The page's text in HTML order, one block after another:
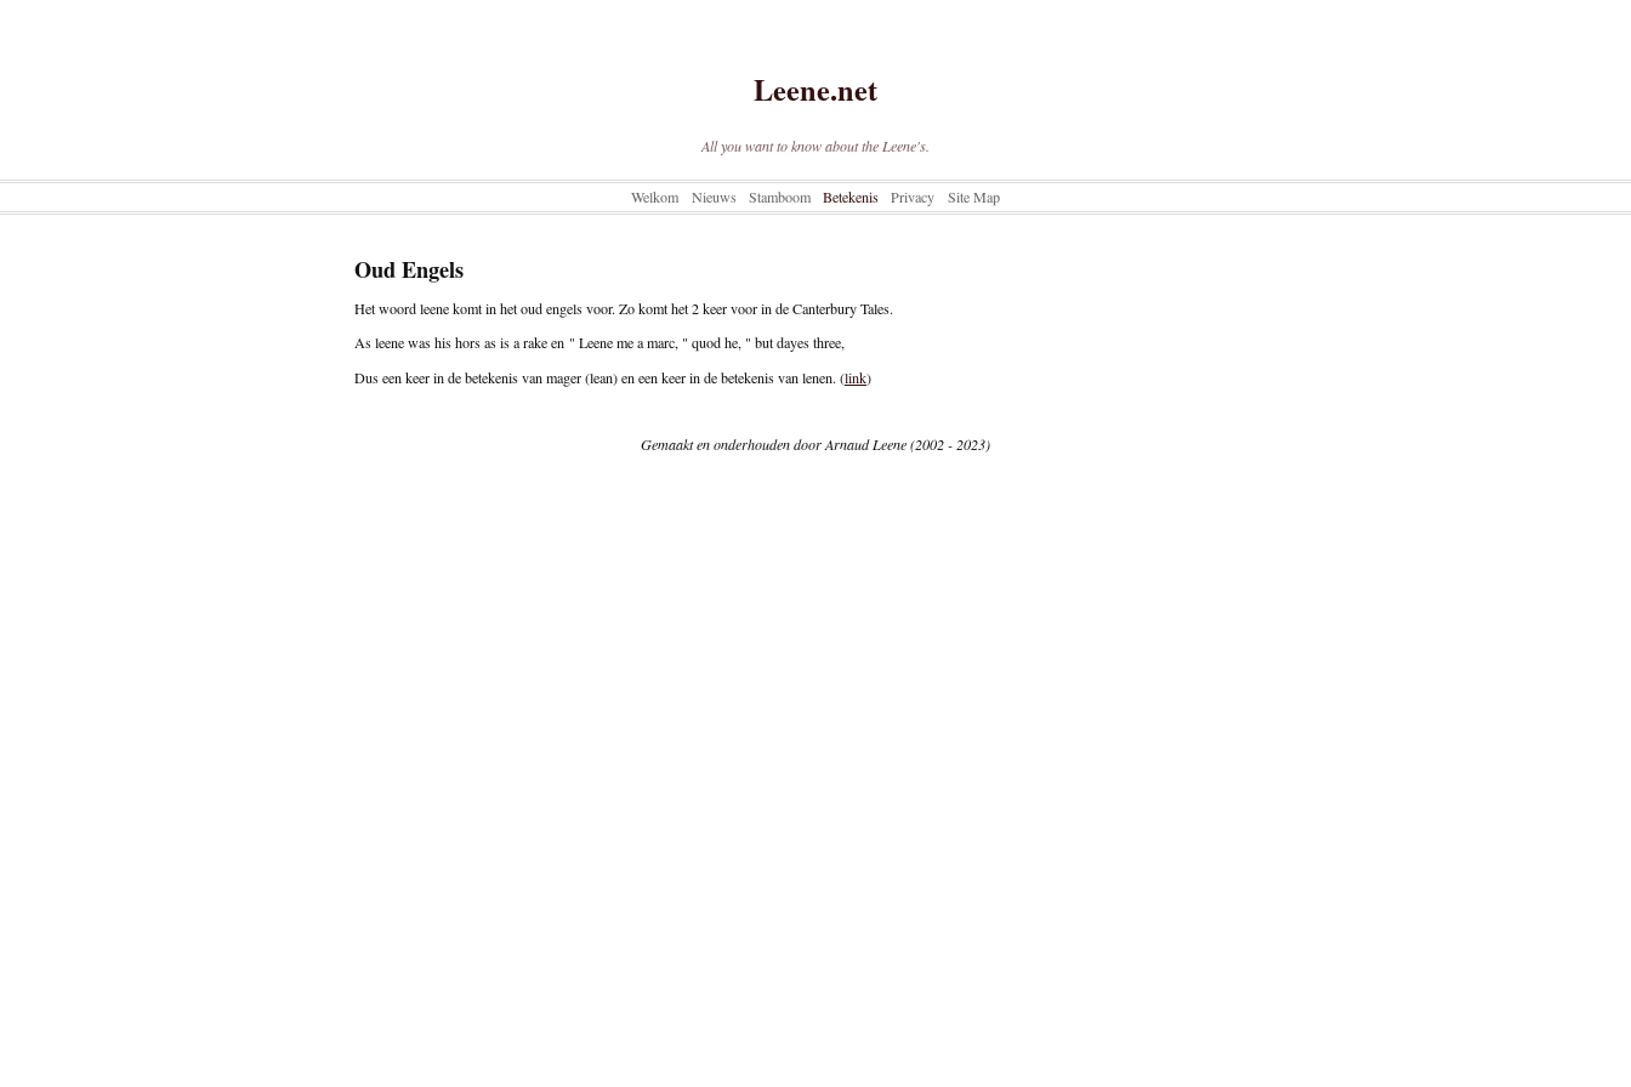
Leene.net
All you want to know about the Leene's.
Welkom Nieuws Stamboom Betekenis Privacy Site Map
Oud Engels
Het woord leene komt in het oud engels voor. Zo komt het 2 keer voor in de Canterbury Tales.
As leene was his hors as is a rake en " Leene me a marc, " quod he, " but dayes three,
Dus een keer in de betekenis van mager (lean) en een keer in de betekenis van lenen. (link)
Gemaakt en onderhouden door Arnaud Leene (2002 - 2023)